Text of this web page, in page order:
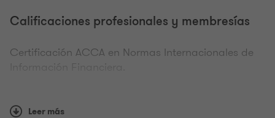
Calificaciones profesionales y membresías
Certificación ACCA en Normas Internacionales de
Información Financiera.
Leer más